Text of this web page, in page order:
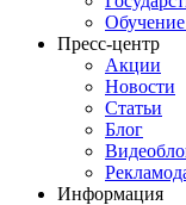
Обучение
Пресс-центр
Акции
Новости
Статьи
Блог
Информация